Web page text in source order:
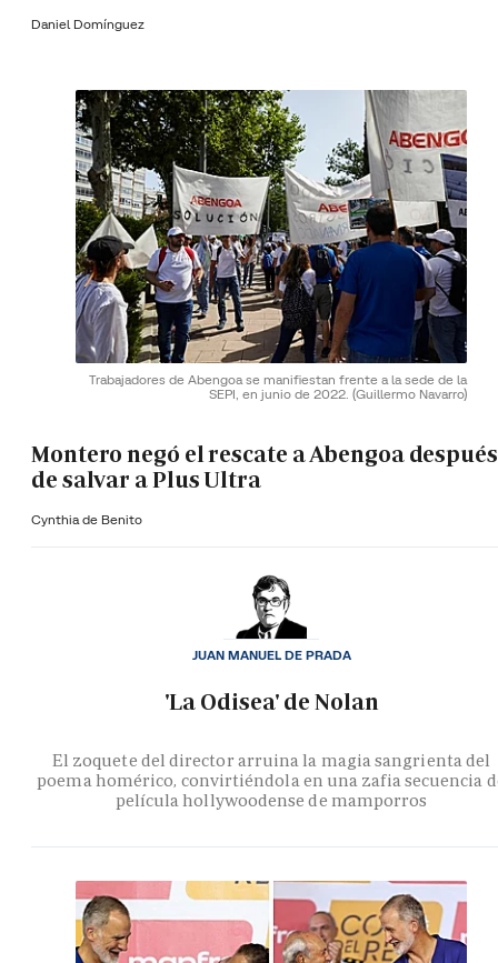
Daniel Domínguez
Trabajadores de Abengoa se manifiestan frente a la sede de la
SEPI, en junio de 2022. (Guillermo Navarro)
Montero negó el rescate a Abengoa después
de salvar a Plus Ultra
Cynthia de Benito
'La Odisea' de Nolan
El zoquete del director arruina la magia sangrienta del
poema homérico, convirtiéndola en una zafia secuencia
película hollywoodense de mamporros
JUAN MANUEL DE PRADA